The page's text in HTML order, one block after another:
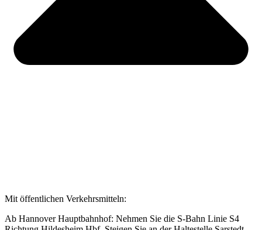
Mit öffentlichen Verkehrsmitteln:
Ab Hannover Hauptbahnhof: Nehmen Sie die S-Bahn Linie S4